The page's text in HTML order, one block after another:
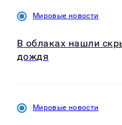
Мировые новости
В облаках нашли
дождя
Мировые новости